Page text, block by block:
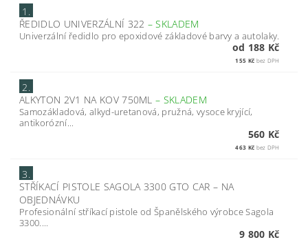
1.
ŘEDIDLO UNIVERZÁLNÍ 322 – SKLADEM
Univerzální ředidlo pro epoxidové základové barvy a autolaky.
od 188 Kč
155 Kč bez DPH
2.
ALKYTON 2V1 NA KOV 750ML– SKLADEM
Samozákladová, alkyd-uretanová, pružná, vysoce kryjící,
antikorózní...
560 Kč
463 Kč bez DPH
3.
STŘÍKACÍ PISTOLE SAGOLA 3300 GTO CAR – NA
OBJEDNÁVKU
Profesionální stříkací pistole od Španělského výrobce Sagola
3300....
9 800 Kč